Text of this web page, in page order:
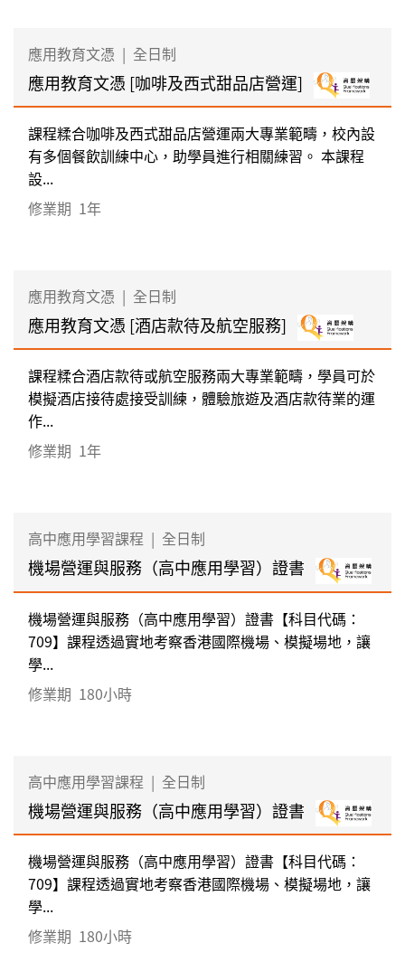
應用教育文憑 | 全日制
應用教育文憑 [咖啡及西式甜品店營運]
課程糅合咖啡及西式甜品店營運兩大專業範疇，校內設
有多個餐飲訓練中心，助學員進行相關練習。 本課程
設...
修業期 1年
應用教育文憑 | 全日制
應用教育文憑 [酒店款待及航空服務]
課程糅合酒店款待或航空服務兩大專業範疇，學員可於
模擬酒店接待處接受訓練，體驗旅遊及酒店款待業的運
作...
修業期 1年
高中應用學習課程 | 全日制
機場營運與服務（高中應用學習）證書
機場營運與服務（高中應用學習）證書【科目代碼：
709】課程透過實地考察香港國際機場、模擬場地，讓
學...
修業期 180小時
高中應用學習課程 | 全日制
機場營運與服務（高中應用學習）證書
機場營運與服務（高中應用學習）證書【科目代碼：
709】課程透過實地考察香港國際機場、模擬場地，讓
學...
修業期 180小時